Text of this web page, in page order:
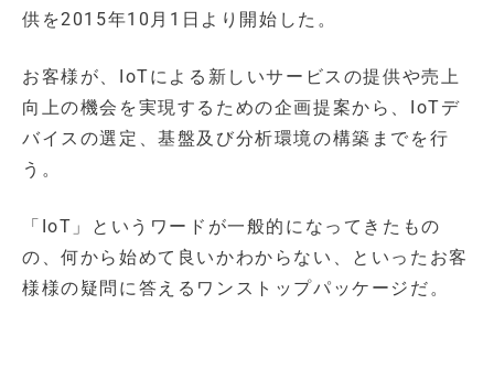
供を2015年10月1日より開始した。
お客様が、IoTによる新しいサービスの提供や売上
向上の機会を実現するための企画提案から、IoTデ
バイスの選定、基盤及び分析環境の構築までを行
う。
「IoT」というワードが一般的になってきたもの
の、何から始めて良いかわからない、といったお客
様様の疑問に答えるワンストップパッケージだ。